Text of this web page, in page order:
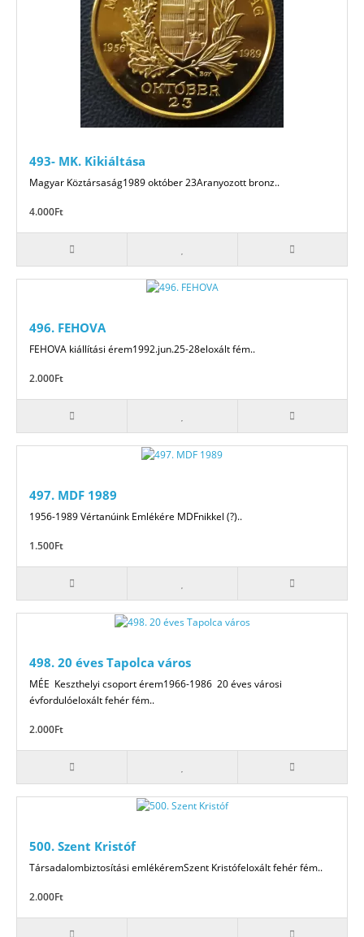
493- MK. Kikiáltása
Magyar Köztársaság1989 október 23Aranyozott bronz..
4.000Ft
496. FEHOVA
FEHOVA kiállítási érem1992.jun.25-28eloxált fém..
2.000Ft
497. MDF 1989
1956-1989 Vértanúink Emlékére MDFnikkel (?)..
1.500Ft
498. 20 éves Tapolca város
MÉE Keszthelyi csoport érem1966-1986 20 éves városi
évfordulóeloxált fehér fém..
2.000Ft
500. Szent Kristóf
Társadalombiztosítási emlékéremSzent Kristófeloxált fehér fém..
2.000Ft